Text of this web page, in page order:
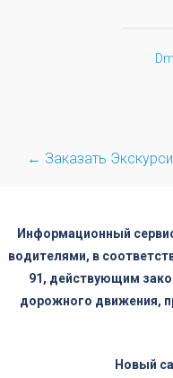
Post
← Заказать
Информационный
водителями, в
91, действующим
дорожного движения,
Новый